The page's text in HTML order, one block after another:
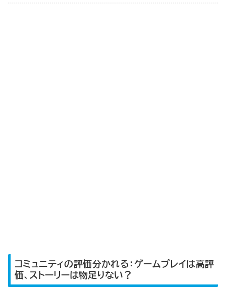
コミュニティの評価分かれる：ゲームプレイは高評
価、ストーリーは物足りない？